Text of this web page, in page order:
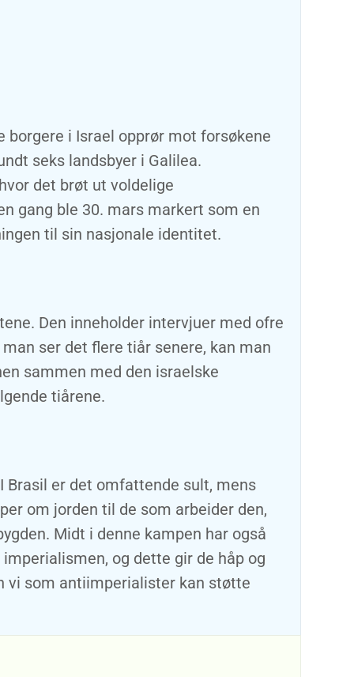
borgere i Israel opprør mot forsøkene
seks landsbyer i Galilea.
det brøt ut voldelige
gang ble 30. mars markert som en
til sin nasjonale identitet.
Den inneholder intervjuer med ofre
ser det flere tiår senere, kan man
sammen med den israelske
tiårene.
Brasil er det omfattende sult, mens
om jorden til de som arbeider den,
Midt i denne kampen har også
og dette gir de håp og
vi som antiimperialister kan støtte